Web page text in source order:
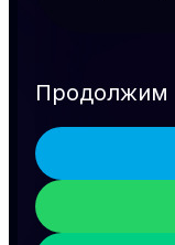
Продолжим